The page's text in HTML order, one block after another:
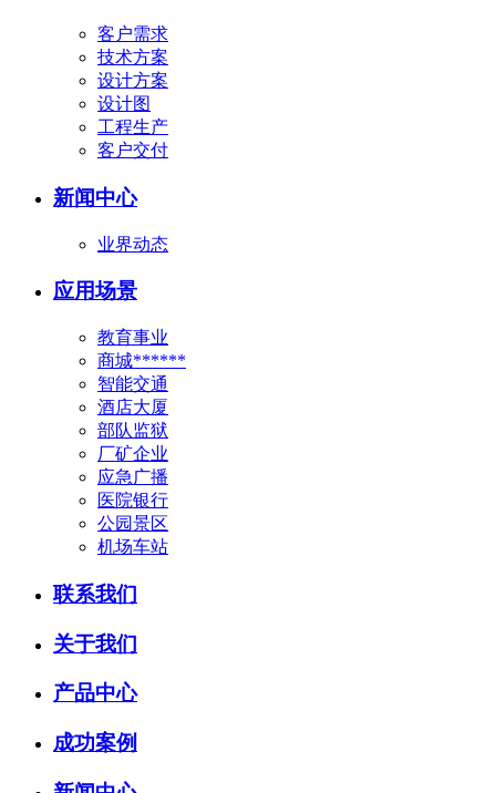
客户需求
技术方案
设计方案
设计图
工程生产
客户交付
新闻中心
业界动态
应用场景
教育事业
商城******
智能交通
酒店大厦
部队监狱
厂矿企业
应急广播
医院银行
公园景区
机场车站
联系我们
关于我们
产品中心
成功案例